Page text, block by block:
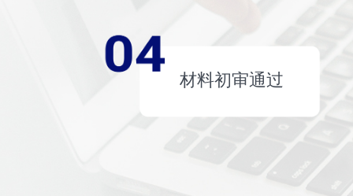
材料初审通过